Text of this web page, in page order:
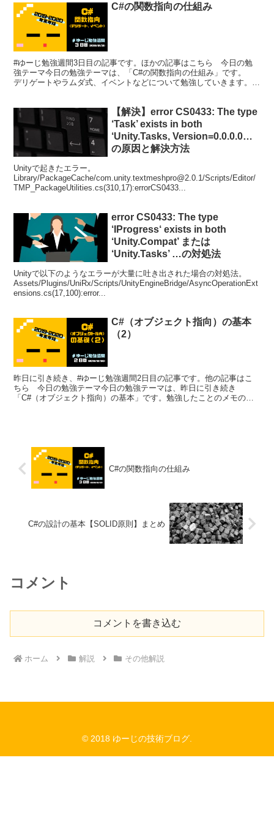
C#の関数指向の仕組み
#ゆーじ勉強週間3日目の記事です。ほかの記事はこちら 今日の勉
強テーマ今日の勉強テーマは、「C#の関数指向の仕組み」です。
デリゲートやラムダ式、イベントなどについて勉強していきます。勉
【解決】error CS0433: The type
‘Task’ exists in both
‘Unity.Tasks, Version=0.0.0.0…
の原因と解決方法
Unityで起きたエラー。
Library/PackageCache/com.unity.textmeshpro@2.0.1/Scripts/Editor/
TMP_PackageUtilities.cs(310,17):errorCS0433...
error CS0433: The type
‘IProgress‘ exists in both
‘Unity.Compat’ または
‘Unity.Tasks’ …の対処法
Unityで以下のようなエラーが大量に吐き出された場合の対処法。
Assets/Plugins/UniRx/Scripts/UnityEngineBridge/AsyncOperationExt
ensions.cs(17,100):error...
C#（オブジェクト指向）の基本
（2）
昨日に引き続き、#ゆーじ勉強週間2日目の記事です。他の記事はこ
ちら 今日の勉強テーマ今日の勉強テーマは、昨日に引き続き
「C#（オブジェクト指向）の基本」です。勉強したことのメモのよ
C#の関数指向の仕組み
C#の設計の基本【SOLID原則】まとめ
コメント
コメントを書き込む
ホーム 解説 その他解説
© 2018 ゆーじの技術ブログ.